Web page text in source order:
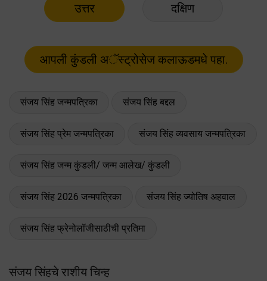
उत्तर दक्षिण
संजय सिंह जन्मपत्रिका संजय सिंह बद्दल
संजय सिंह प्रेम जन्मपत्रिका संजय सिंह व्यवसाय जन्मपत्रिका
संजय सिंह जन्म कुंडली/ जन्म आलेख/ कुंडली
संजय सिंह 2026 जन्मपत्रिका संजय सिंह ज्योतिष अहवाल
संजय सिंह फ्रेनोलॉजीसाठीची प्रतिमा
संजय सिंहचे राशीय चिन्ह